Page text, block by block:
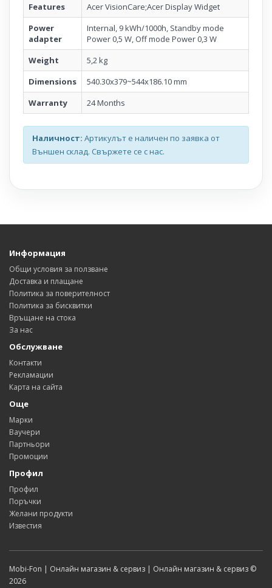
Features
Acer VisionCare;Acer Display Widget
Power
adapter
Internal, 9 kWh/1000h, Standby mode
Power 0,5 W, Off mode Power 0,3 W
Weight
5,2 kg
Dimensions
540.30x379~544x186.10 mm
Warranty
24 Months
Наличност: Артикулът е наличен по заявка от
Външен склад. Свържете се с нас.
Информация
Общи условия за ползване
Доставка и плащане
Политика за поверителност
Политика за бисквитки
Връщане на стока
За нас
Обслужване
Контакти
Рекламации
Карта на сайта
Още
Марки
Ваучери
Партньори
Промоции
Профил
Профил
Поръчки
Желани продукти
Известия
Mobi-Fon | Онлайн магазин & сервиз | Онлайн магазин & сервиз ©
2026